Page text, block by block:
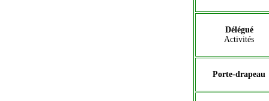
Délégué
Activités
Porte-drapeau